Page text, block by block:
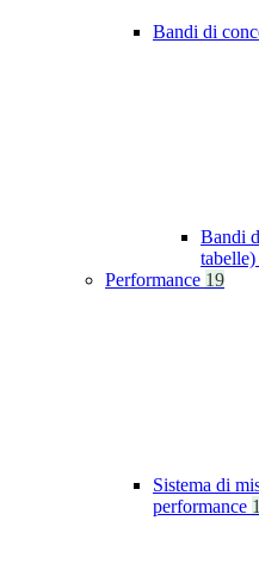
Bandi di
Bandi
tabelle)
Performance 19
Sistema di
performance 1